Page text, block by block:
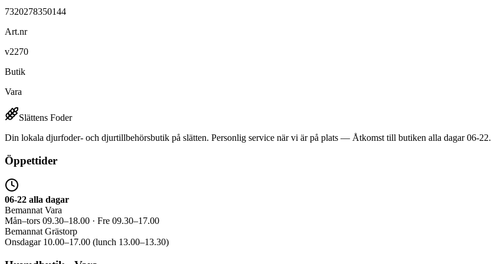
7320278350144
Art.nr
v2270
Butik
Vara
Slättens Foder
Din lokala djurfoder- och djurtillbehörsbutik på slätten. Personlig service när vi är på plats — Åtkomst till butiken alla dagar 06-22.
Öppettider
06-22 alla dagar
Bemannat Vara
Mån–tors 09.30–18.00 · Fre 09.30–17.00
Bemannat Grästorp
Onsdagar 10.00–17.00 (lunch 13.00–13.30)